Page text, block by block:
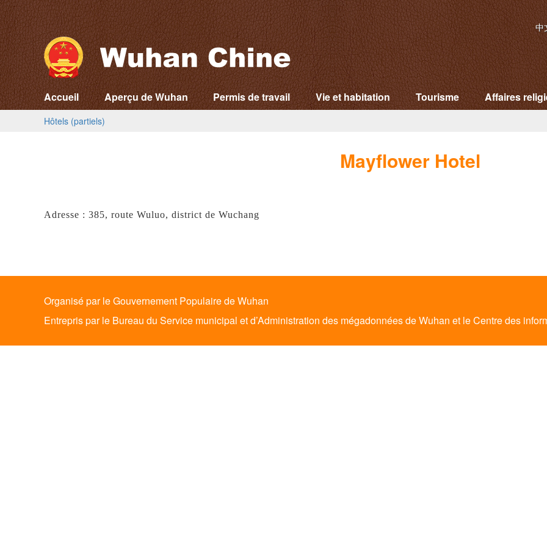
中
Accueil Aperçu de Wuhan Permis de travail Vie et habitation Tourisme Affaires
Hôtels (partiels)
Mayflower Hotel
Adresse : 385, route Wuluo, district de Wuchang
Organisé par le Gouvernement Populaire de Wuhan
Entrepris par le Bureau du Service municipal et d’Administration des mégadonnées de Wuhan et le Centre des